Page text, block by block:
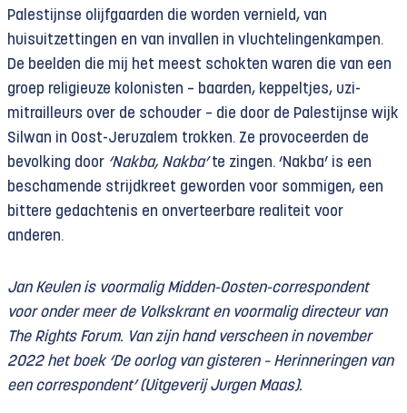
Palestijnse olijfgaarden die worden vernield, van
huisuitzettingen en van invallen in vluchtelingenkampen.
De beelden die mij het meest schokten waren die van een
groep religieuze kolonisten – baarden, keppeltjes, uzi-
mitrailleurs over de schouder – die door de Palestijnse wijk
Silwan in Oost-Jeruzalem trokken. Ze provoceerden de
bevolking door ‘Nakba, Nakba’te zingen. ‘Nakba’ is een
beschamende strijdkreet geworden voor sommigen, een
bittere gedachtenis en onverteerbare realiteit voor
anderen.
Jan Keulen is voormalig Midden-Oosten-correspondent
voor onder meer de Volkskrant en voormalig directeur van
The Rights Forum. Van zijn hand verscheen in november
2022 het boek ‘De oorlog van gisteren – Herinneringen van
een correspondent’ (Uitgeverij Jurgen Maas).